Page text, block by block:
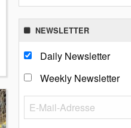
NEWSLETTER
Daily Newsletter
Weekly Newsletter